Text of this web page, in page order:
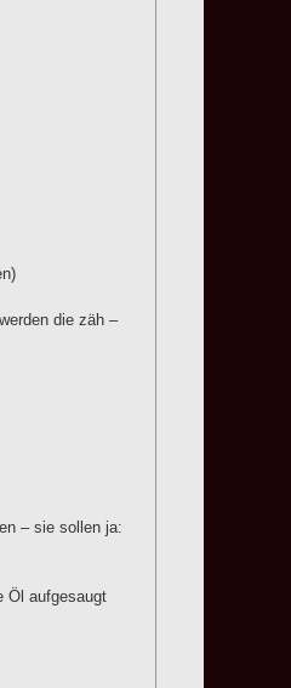
die zäh –
– sie sollen ja:
Öl aufgesaugt